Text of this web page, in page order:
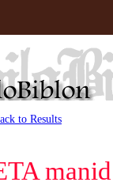
to Results